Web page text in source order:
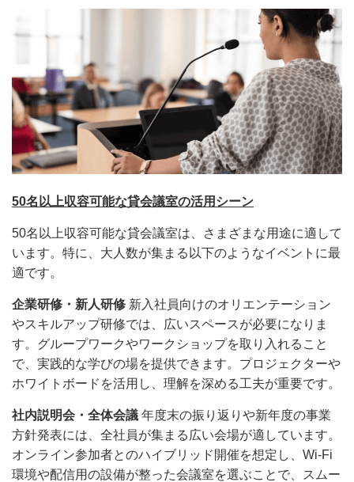
50名以上収容可能な貸会議室の活用シーン
50名以上収容可能な貸会議室は、さまざまな用途に適して
います。特に、大人数が集まる以下のようなイベントに最
適です。
企業研修・新人研修 新入社員向けのオリエンテーション
やスキルアップ研修では、広いスペースが必要になりま
す。グループワークやワークショップを取り入れること
で、実践的な学びの場を提供できます。プロジェクターや
ホワイトボードを活用し、理解を深める工夫が重要です。
社内説明会・全体会議 年度末の振り返りや新年度の事業
方針発表には、全社員が集まる広い会場が適しています。
オンライン参加者とのハイブリッド開催を想定し、Wi-Fi
環境や配信用の設備が整った会議室を選ぶことで、スムー